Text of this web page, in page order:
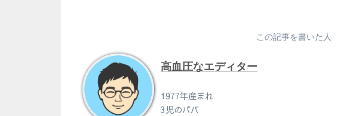
この記事を書いた人
高血圧なエディター
1977年産まれ
3児のパパ